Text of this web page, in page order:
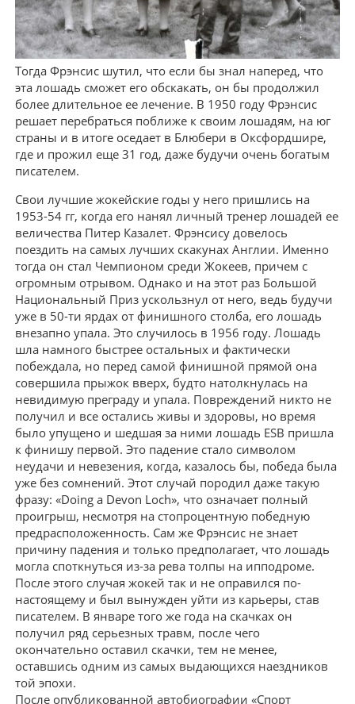
Тогда Фрэнсис шутил, что если бы знал наперед, что
эта лошадь сможет его обскакать, он бы продолжил
более длительное ее лечение. В 1950 году Фрэнсис
решает перебраться поближе к своим лошадям, на юг
страны и в итоге оседает в Блюбери в Оксфордшире,
где и прожил еще 31 год, даже будучи очень богатым
писателем.
Свои лучшие жокейские годы у него пришлись на
1953-54 гг, когда его нанял личный тренер лошадей ее
величества Питер Казалет. Фрэнсису довелось
поездить на самых лучших скакунах Англии. Именно
тогда он стал Чемпионом среди Жокеев, причем с
огромным отрывом. Однако и на этот раз Большой
Национальный Приз ускользнул от него, ведь будучи
уже в 50-ти ярдах от финишного столба, его лошадь
внезапно упала. Это случилось в 1956 году. Лошадь
шла намного быстрее остальных и фактически
побеждала, но перед самой финишной прямой она
совершила прыжок вверх, будто натолкнулась на
невидимую преграду и упала. Повреждений никто не
получил и все остались живы и здоровы, но время
было упущено и шедшая за ними лошадь ESB пришла
к финишу первой. Это падение стало символом
неудачи и невезения, когда, казалось бы, победа была
уже без сомнений. Этот случай породил даже такую
фразу: «Doing a Devon Loch», что означает полный
проигрыш, несмотря на стопроцентную победную
предрасположенность. Сам же Фрэнсис не знает
причину падения и только предполагает, что лошадь
могла споткнуться из-за рева толпы на ипподроме.
После этого случая жокей так и не оправился по-
настоящему и был вынужден уйти из карьеры, став
писателем. В январе того же года на скачках он
получил ряд серьезных травм, после чего
окончательно оставил скачки, тем не менее,
оставшись одним из самых выдающихся наездников
той эпохи.
После опубликованной автобиографии «Спорт